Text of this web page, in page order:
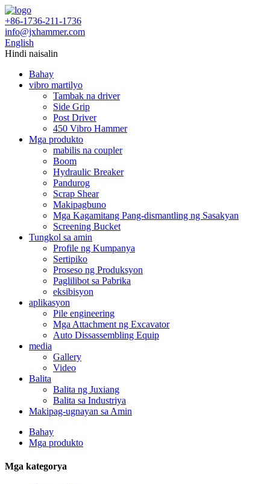
+86-1736-211-1736
info@jxhammer.com
English
Hindi naisalin
Bahay
vibro martilyo
Tambak na driver
Side Grip
Post Driver
450 Vibro Hammer
Mga produkto
mabilis na coupler
Boom
Hydraulic Breaker
Pandurog
Scrap Shear
Makipagbuno
Mga Kagamitang Pang-dismantling ng Sasakyan
Screening Bucket
Tungkol sa amin
Profile ng Kumpanya
Sertipiko
Proseso ng Produksyon
Paglilibot sa Pabrika
eksibisyon
aplikasyon
Pile engineering
Mga Attachment ng Excavator
Auto Dissassembling Equip
media
Gallery
Video
Balita
Balita ng Juxiang
Balita sa Industriya
Makipag-ugnayan sa Amin
Bahay
Mga produkto
Mga kategorya